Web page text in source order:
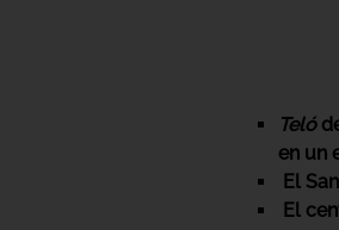
Teló
en un
El
El